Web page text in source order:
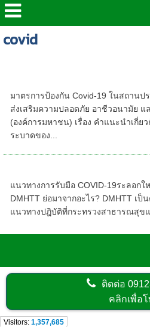
covid
มาตรการป้องกัน Covid-19 ในสถานป
ส่งเสริมความปลอดภัย อาชีวอนามัย
(องค์การมหาชน) เรื่อง คำแนะนำเกี่ย
ระบาดของ...
แนวทางการรับมือ COVID-19ระลอก
DMHTT ย่อมาจากอะไร? DMHTT เป็
แนวทางปฎิบัติที่กระทรวงสาธารณสุขแ
ติดต่อ
คลิกเพื่อ
Visitors: 1,357,685